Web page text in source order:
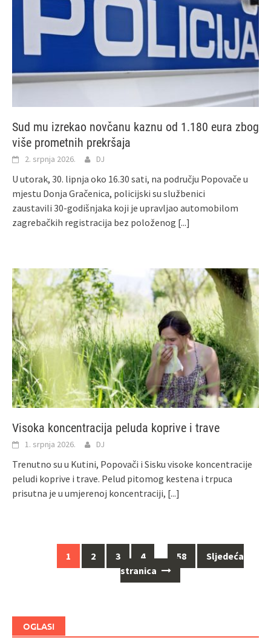
Sud mu izrekao novčanu kaznu od 1.180 eura zbog
više prometnih prekršaja
2. srpnja 2026. DJ
U utorak, 30. lipnja oko 16.30 sati, na području Popovače u
mjestu Donja Gračenica, policijski su službenici
zaustavili 30-godišnjaka koji je upravljao automobilom
zagrebačkih registracija bez položenog [...]
Visoka koncentracija peluda koprive i trave
1. srpnja 2026. DJ
Trenutno su u Kutini, Popovači i Sisku visoke koncentracije
peludi koprive i trave. Pelud pitomog kestena i trpuca
prisutna je u umjerenoj koncentraciji, [...]
Navigacija
1 2 3 4 … 58
Sljedeća
stranica
OGLASI